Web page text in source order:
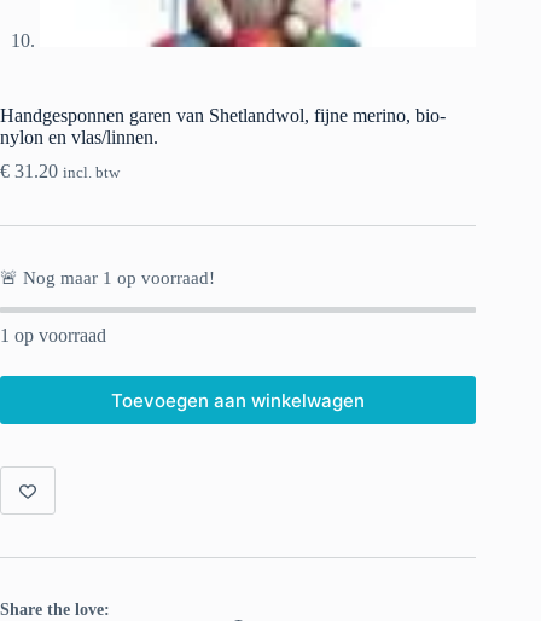
Handgesponnen garen van Shetlandwol, fijne merino, bio-
nylon en vlas/linnen.
€ 31.20 incl. btw
🚨 Nog maar 1 op voorraad!
1 op voorraad
Toevoegen aan winkelwagen
Share the love: